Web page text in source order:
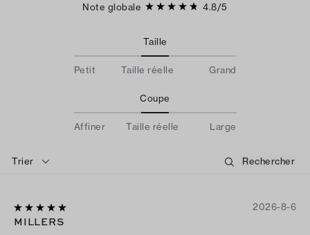
Note globale
4.8/5
Taille
Petit Taille réelle Grand
Coupe
Affiner Taille réelle Large
Trier
2026-8-6
MILLERS